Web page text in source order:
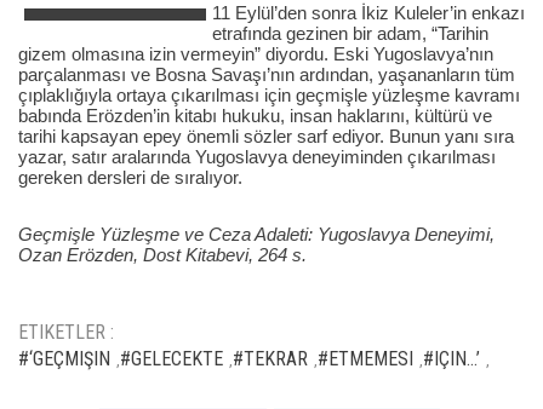
11 Eylül’den sonra İkiz Kuleler’in enkazı
etrafında gezinen bir adam, “Tarihin
gizem olmasına izin vermeyin” diyordu. Eski Yugoslavya’nın
parçalanması ve Bosna Savaşı’nın ardından, yaşananların tüm
çıplaklığıyla ortaya çıkarılması için geçmişle yüzleşme kavramı
babında Erözden’in kitabı hukuku, insan haklarını, kültürü ve
tarihi kapsayan epey önemli sözler sarf ediyor. Bunun yanı sıra
yazar, satır aralarında Yugoslavya deneyiminden çıkarılması
gereken dersleri de sıralıyor.
Geçmişle Yüzleşme ve Ceza Adaleti: Yugoslavya Deneyimi,
Ozan Erözden, Dost Kitabevi, 264 s.
ETIKETLER :
#‘GEÇMIŞIN #GELECEKTE #TEKRAR #ETMEMESI #IÇIN…’